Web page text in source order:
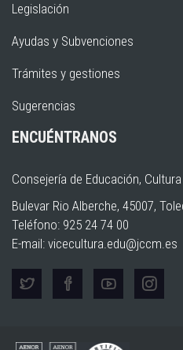
Legislación
Ayudas y Subvenciones
Trámites y gestiones
Sugerencias
ENCUÉNTRANOS
Consejería de Educación,
Bulevar Rio Alberche, 45007,
Teléfono: 925 24 74 00
E-mail: vicecultura.edu@jccm.es